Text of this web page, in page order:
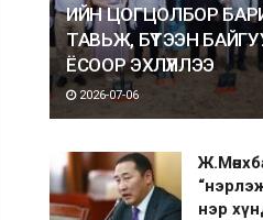
ИЙН ЦОГЦОЛБОР
ТАВЬЖ, БҮТЭЭН
ЁСООР ЭХЛҮҮЛЛЭЭ
2026-07-06
нэр